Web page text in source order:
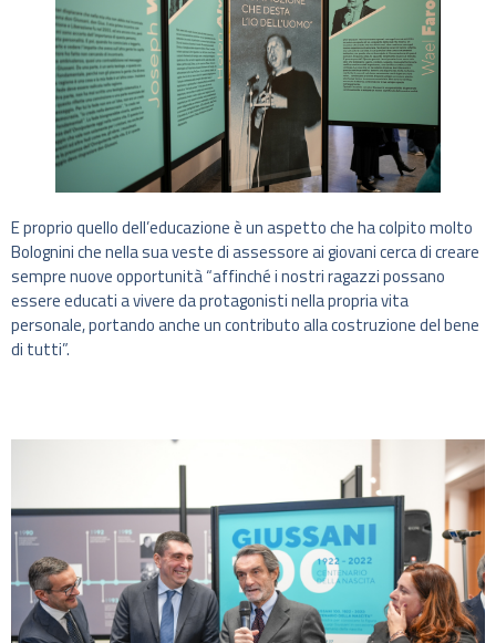
E proprio quello dell’educazione è un aspetto che ha colpito molto
Bolognini che nella sua veste di assessore ai giovani cerca di creare
sempre nuove opportunità “affinché i nostri ragazzi possano
essere educati a vivere da protagonisti nella propria vita
personale, portando anche un contributo alla costruzione del bene
di tutti”.